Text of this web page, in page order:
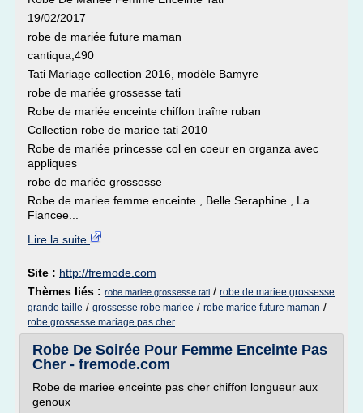
19/02/2017
robe de mariée future maman
cantiqua,490
Tati Mariage collection 2016, modèle Bamyre
robe de mariée grossesse tati
Robe de mariée enceinte chiffon traîne ruban
Collection robe de mariee tati 2010
Robe de mariée princesse col en coeur en organza avec
appliques
robe de mariée grossesse
Robe de mariee femme enceinte , Belle Seraphine , La
Fiancee...
Lire la suite
Site : http://fremode.com
Thèmes liés : robe mariee grossesse tati / robe de mariee grossesse
grande taille / grossesse robe mariee / robe mariee future maman /
robe grossesse mariage pas cher
Robe De Soirée Pour Femme Enceinte Pas
Cher - fremode.com
Robe de mariee enceinte pas cher chiffon longueur aux
genoux